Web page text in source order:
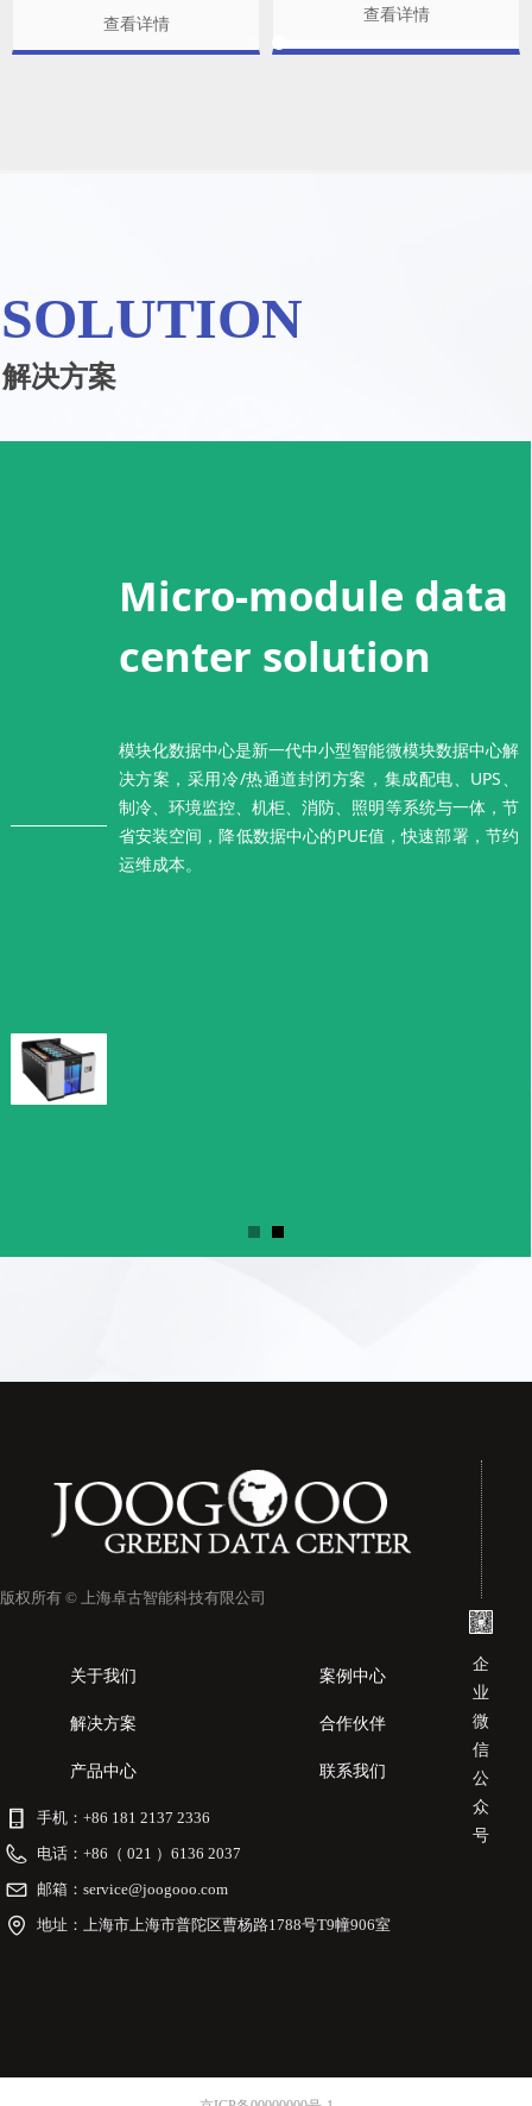
查看详情
查看详情
SOLUTION
解决方案
Micro-module data
center solution
模块化数据中心是新一代中小型智能微模块数据中心解
决方案，采用冷/热通道封闭方案，集成配电、UPS、
制冷、环境监控、机柜、消防、照明等系统与一体，节
省安装空间，降低数据中心的PUE值，快速部署，节约
运维成本。
手机： +86 181 2137 2336
电话： +86（ 021 ）6136 2037
邮箱： service@joogooo.com
地址： 上海市上海市普陀区曹杨路1788号T9幢906室
关于我们
解决方案
产品中心
案例中心
合作伙伴
联系我们
版权所有 © 上海卓古智能科技有限公司
企
业
微
信
公
众
号